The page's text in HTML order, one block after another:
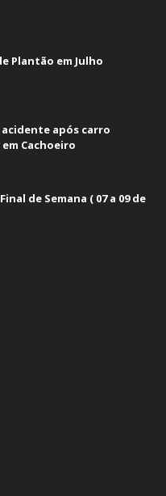
Plantão em Julho
após carro
Cachoeiro
de Semana ( 07 a 09 de